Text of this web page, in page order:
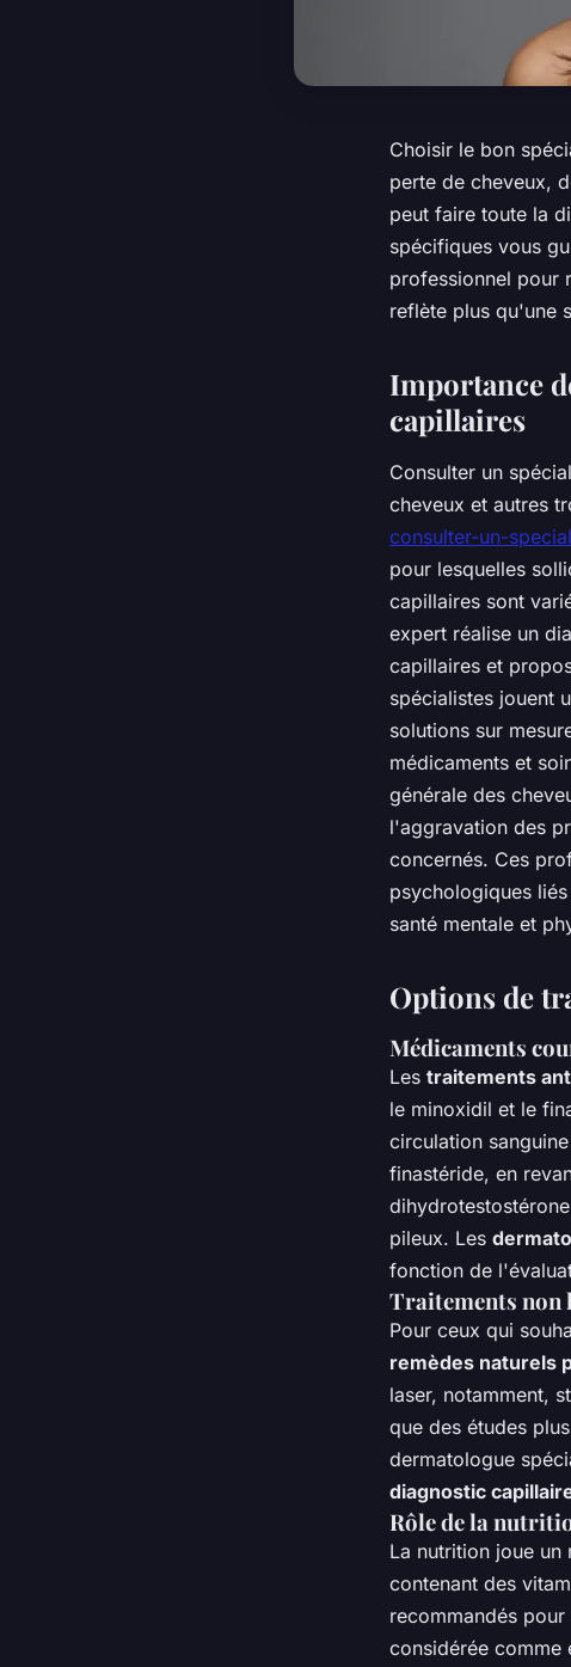
Choisir le bon
perte de cheveux,
peut faire toute la
spécifiques vous
professionnel pour
reflète plus qu'une
Importance
capillaires
Consulter un
cheveux et autres
consulter-un-
pour lesquelles
capillaires sont
expert réalise un
capillaires et
spécialistes jouent
solutions sur
médicaments et
générale des
l'aggravation des
concernés. Ces
psychologiques
santé mentale et
Options de
Médicaments
Les traitements
le minoxidil et le
circulation
finastéride, en
pileux. Les
fonction de
Traitements non
Pour ceux qui
remèdes naturels
laser, notamment,
que des études
dermatologue
diagnostic
Rôle de la
La nutrition joue un
contenant des
recommandés
considérée comme